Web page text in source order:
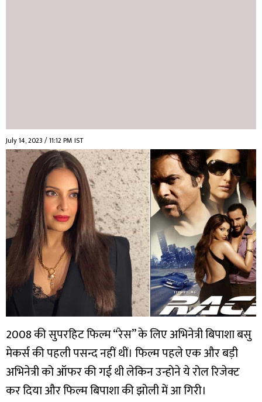
July 14, 2023 / 11:12 PM IST
2008 की सुपरहिट फिल्म “रेस” के लिए अभिनेत्री बिपाशा बसु
मेकर्स की पहली पसन्द नहीं थीं। फिल्म पहले एक और बड़ी
अभिनेत्री को ऑफर की गई थी लेकिन उन्होने ये रोल रिजेक्ट
कर दिया और फिल्म बिपाशा की झोली में आ गिरी।